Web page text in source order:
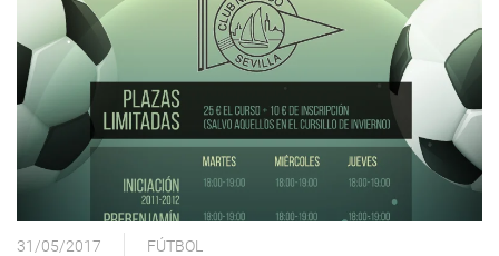
31/05/2017 FÚTBOL